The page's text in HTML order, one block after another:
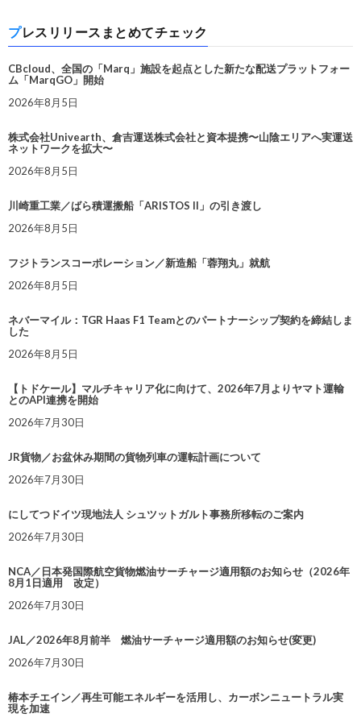
プレスリリースまとめてチェック
CBcloud、全国の「Marq」施設を起点とした新たな配送プラットフォー
ム「MarqGO」開始
2026年8月5日
株式会社Univearth、倉吉運送株式会社と資本提携〜山陰エリアへ実運送
ネットワークを拡大〜
2026年8月5日
川崎重工業／ばら積運搬船「ARISTOS II」の引き渡し
2026年8月5日
フジトランスコーポレーション／新造船「蓉翔丸」就航
2026年8月5日
ネバーマイル：TGR Haas F1 Teamとのパートナーシップ契約を締結しま
した
2026年8月5日
【トドケール】マルチキャリア化に向けて、2026年7月よりヤマト運輸
とのAPI連携を開始
2026年7月30日
JR貨物／お盆休み期間の貨物列車の運転計画について
2026年7月30日
にしてつドイツ現地法人 シュツットガルト事務所移転のご案内
2026年7月30日
NCA／日本発国際航空貨物燃油サーチャージ適用額のお知らせ（2026年
8月1日適用 改定）
2026年7月30日
JAL／2026年8月前半 燃油サーチャージ適用額のお知らせ(変更)
2026年7月30日
椿本チエイン／再生可能エネルギーを活用し、カーボンニュートラル実
現を加速